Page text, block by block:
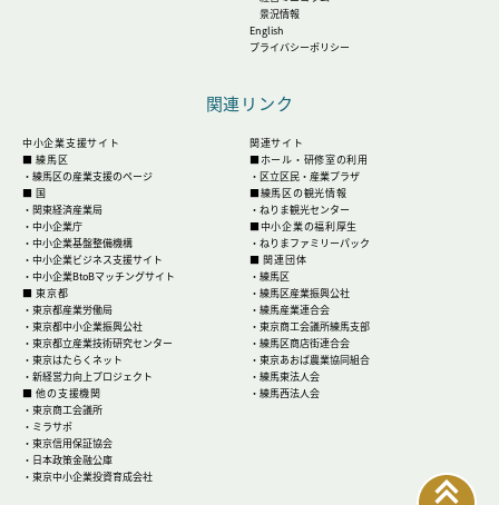
景況情報
English
プライバシーポリシー
関連リンク
中小企業支援サイト
■ 練馬区
・ 練馬区の産業支援のページ
■ 国
・ 関東経済産業局
・ 中小企業庁
・ 中小企業基盤整備機構
・ 中小企業ビジネス支援サイト
・ 中小企業BtoBマッチングサイト
■ 東京都
・ 東京都産業労働局
・ 東京都中小企業振興公社
・ 東京都立産業技術研究センター
・ 東京はたらくネット
・ 新経営力向上プロジェクト
■ 他の支援機関
・ 東京商工会議所
・ ミラサポ
・ 東京信用保証協会
・ 日本政策金融公庫
・ 東京中小企業投資育成会社
関連サイト
■ホール・研修室の利用
・ 区立区民・産業プラザ
■練馬区の観光情報
・ ねりま観光センター
■中小企業の福利厚生
・ ねりまファミリーパック
■ 関連団体
・ 練馬区
・ 練馬区産業振興公社
・ 練馬産業連合会
・ 東京商工会議所練馬支部
・ 練馬区商店街連合会
・ 東京あおば農業協同組合
・ 練馬東法人会
・ 練馬西法人会